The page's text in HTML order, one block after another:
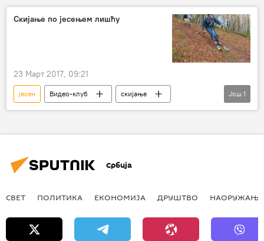
Тува
фото-галерија
Скијање по јесењем лишћу
23 Март 2017, 09:21
јесен Видео-клуб
скијање
шума
лишће
Још 1
Србија
СВЕТ ПОЛИТИКА ЕКОНОМИЈА ДРУШТВО НАОРУЖАЊЕ